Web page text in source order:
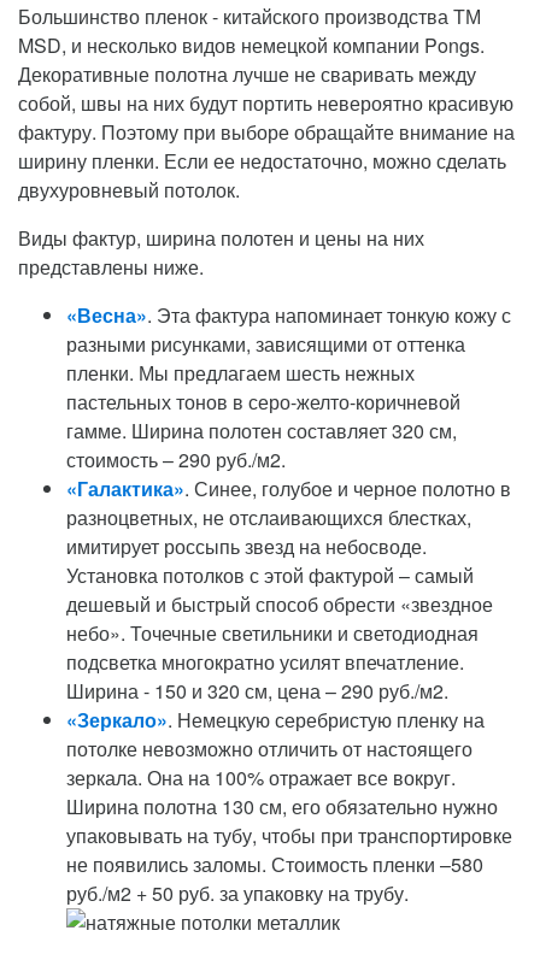
Большинство пленок - китайского производства ТМ
MSD, и несколько видов немецкой компании Pongs.
Декоративные полотна лучше не сваривать между
собой, швы на них будут портить невероятно красивую
фактуру. Поэтому при выборе обращайте внимание на
ширину пленки. Если ее недостаточно, можно сделать
двухуровневый потолок.
Виды фактур, ширина полотен и цены на них
представлены ниже.
«Весна». Эта фактура напоминает тонкую кожу с
разными рисунками, зависящими от оттенка
пленки. Мы предлагаем шесть нежных
пастельных тонов в серо-желто-коричневой
гамме. Ширина полотен составляет 320 см,
стоимость – 290 руб./м2.
«Галактика». Синее, голубое и черное полотно в
разноцветных, не отслаивающихся блестках,
имитирует россыпь звезд на небосводе.
Установка потолков с этой фактурой – самый
дешевый и быстрый способ обрести «звездное
небо». Точечные светильники и светодиодная
подсветка многократно усилят впечатление.
Ширина - 150 и 320 см, цена – 290 руб./м2.
«Зеркало». Немецкую серебристую пленку на
потолке невозможно отличить от настоящего
зеркала. Она на 100% отражает все вокруг.
Ширина полотна 130 см, его обязательно нужно
упаковывать на тубу, чтобы при транспортировке
не появились заломы. Стоимость пленки –580
руб./м2 + 50 руб. за упаковку на трубу.